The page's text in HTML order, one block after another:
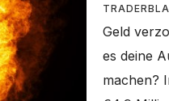
Geld
es deine
machen?